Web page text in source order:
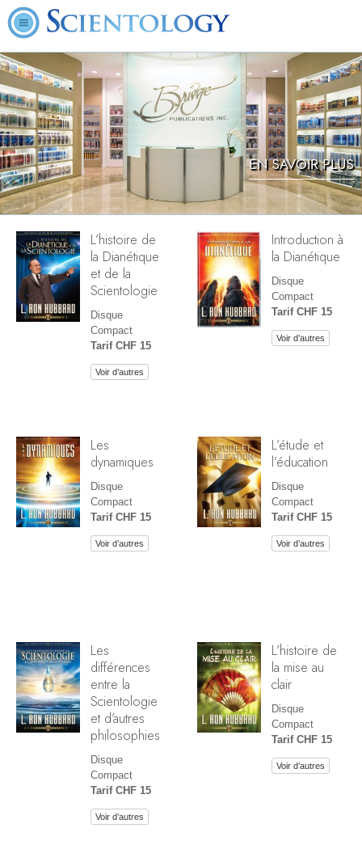
EN SAVOIR PLUS
L’histoire de
la Dianétique
et de la
Scientologie
Disque
Compact
Tarif CHF 15
Voir d’autres
Introduction à
la Dianétique
Disque
Compact
Tarif CHF 15
Voir d’autres
Les
dynamiques
Disque
Compact
Tarif CHF 15
Voir d’autres
L’étude et
l’éducation
Disque
Compact
Tarif CHF 15
Voir d’autres
Les
différences
entre la
Scientologie
et d’autres
philosophies
Disque
Compact
Tarif CHF 15
Voir d’autres
L’histoire de
la mise au
clair
Disque
Compact
Tarif CHF 15
Voir d’autres